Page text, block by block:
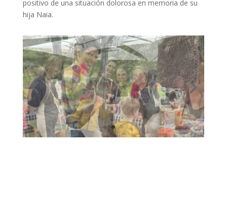
positivo de una situación dolorosa en memoria de su
hija Naia.